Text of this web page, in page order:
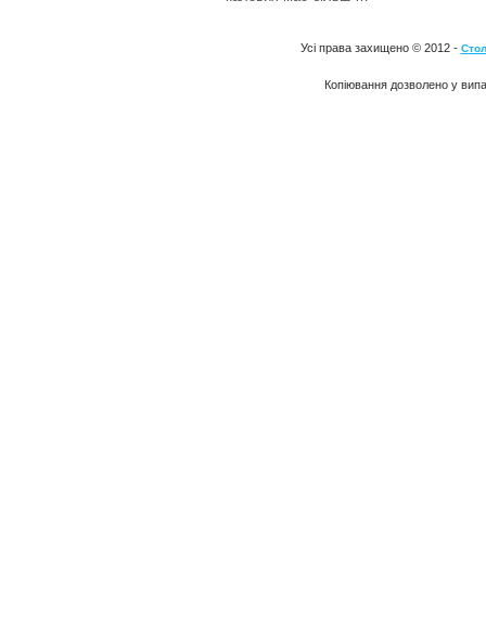
Усі права захищено © 2012 -
Копіювання дозволено у